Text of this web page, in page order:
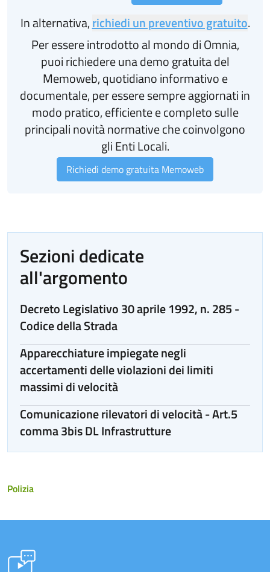
In alternativa,richiedi un preventivo gratuito.
Per essere introdotto al mondo di Omnia,
puoi richiedere una demo gratuita del
Memoweb, quotidiano informativo e
documentale, per essere sempre aggiornati in
modo pratico, efficiente e completo sulle
principali novità normative che coinvolgono
gli Enti Locali.
Richiedi demo gratuita Memoweb
Sezioni dedicate
all'argomento
Decreto Legislativo 30 aprile 1992, n. 285 -
Codice della Strada
Apparecchiature impiegate negli
accertamenti delle violazioni dei limiti
massimi di velocità
Comunicazione rilevatori di velocità - Art.5
comma 3bis DL Infrastrutture
Polizia